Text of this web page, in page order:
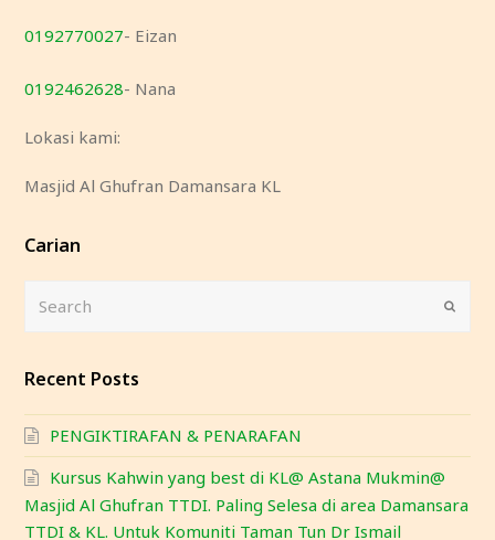
0192770027- Eizan
0192462628- Nana
Lokasi kami:
Masjid Al Ghufran Damansara KL
Carian
Recent Posts
PENGIKTIRAFAN & PENARAFAN
Kursus Kahwin yang best di KL@ Astana Mukmin@
Masjid Al Ghufran TTDI. Paling Selesa di area Damansara
TTDI & KL. Untuk Komuniti Taman Tun Dr Ismail